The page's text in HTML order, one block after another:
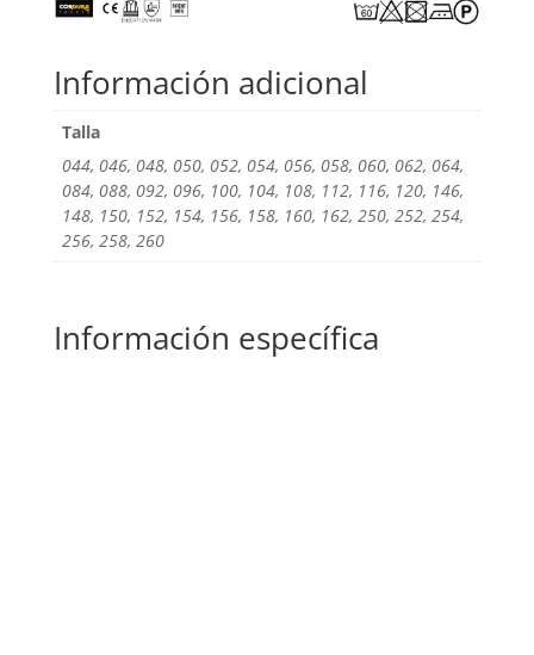
Información adicional
Talla
044, 046, 048, 050, 052, 054, 056, 058, 060, 062, 064,
084, 088, 092, 096, 100, 104, 108, 112, 116, 120, 146,
148, 150, 152, 154, 156, 158, 160, 162, 250, 252, 254,
256, 258, 260
Información específica